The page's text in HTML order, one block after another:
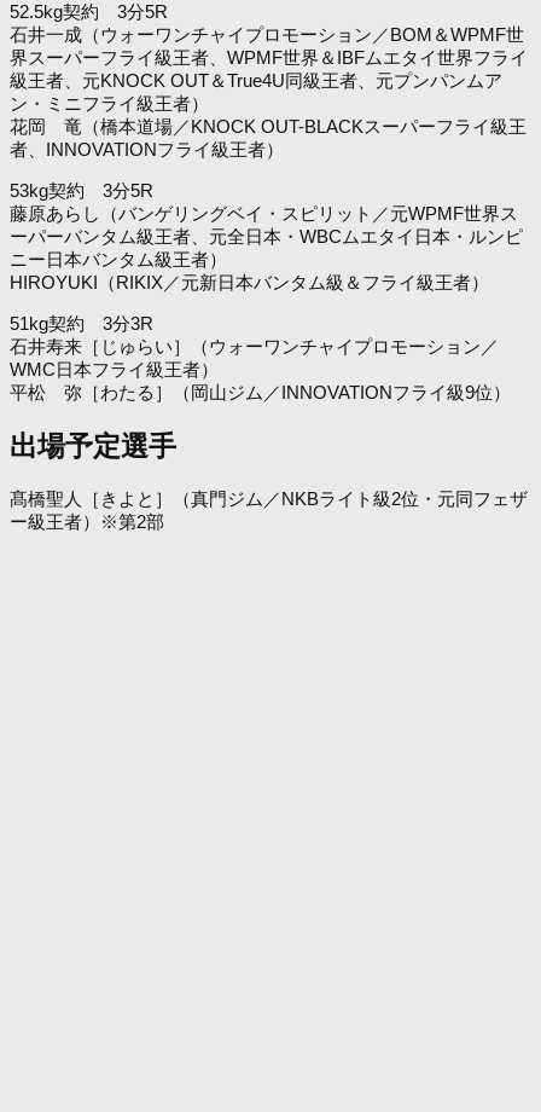
52.5kg契約 3分5R
石井一成（ウォーワンチャイプロモーション／BOM＆WPMF世
界スーパーフライ級王者、WPMF世界＆IBFムエタイ世界フライ
級王者、元KNOCK OUT＆True4U同級王者、元プンパンムア
ン・ミニフライ級王者）
花岡 竜（橋本道場／KNOCK OUT-BLACKスーパーフライ級王
者、INNOVATIONフライ級王者）
53kg契約 3分5R
藤原あらし（バンゲリングベイ・スピリット／元WPMF世界ス
ーパーバンタム級王者、元全日本・WBCムエタイ日本・ルンピ
ニー日本バンタム級王者）
HIROYUKI（RIKIX／元新日本バンタム級＆フライ級王者）
51kg契約 3分3R
石井寿来［じゅらい］（ウォーワンチャイプロモーション／
WMC日本フライ級王者）
平松 弥［わたる］（岡山ジム／INNOVATIONフライ級9位）
出場予定選手
髙橋聖人［きよと］（真門ジム／NKBライト級2位・元同フェザ
ー級王者）※第2部